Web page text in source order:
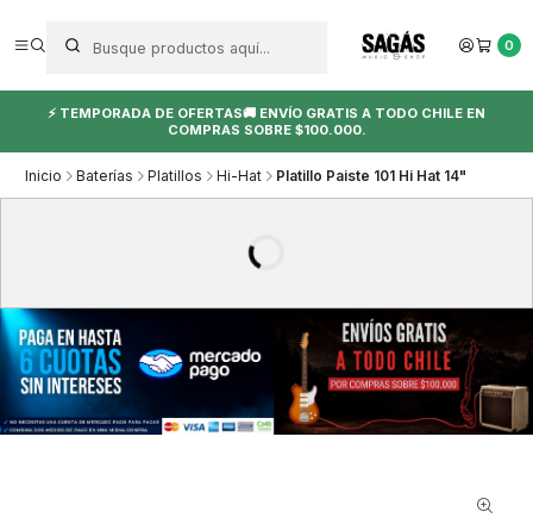
0
⚡ TEMPORADA DE OFERTAS🚚 ENVÍO GRATIS A TODO CHILE EN
COMPRAS SOBRE $100.000.
Inicio Baterías Platillos Hi-Hat Platillo Paiste 101 Hi Hat 14"